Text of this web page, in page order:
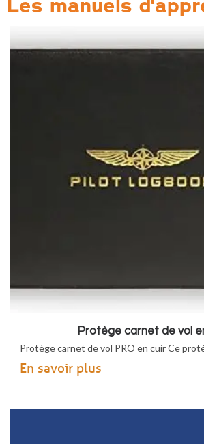
Protège carnet de vol
Protège carnet de vol PRO en cuir Ce
En savoir plus